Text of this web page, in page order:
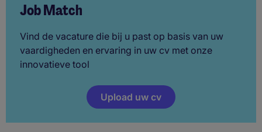
Job Match
Vind de vacature die bij u past op basis van uw
vaardigheden en ervaring in uw cv met onze
innovatieve tool
Upload uw cv